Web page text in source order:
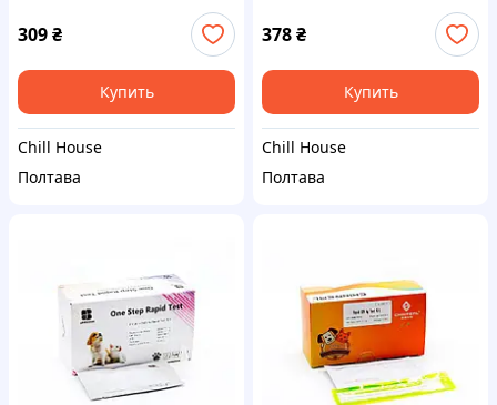
309₴
Купить
Chill House
Полтава
378₴
Купить
Chill House
Полтава